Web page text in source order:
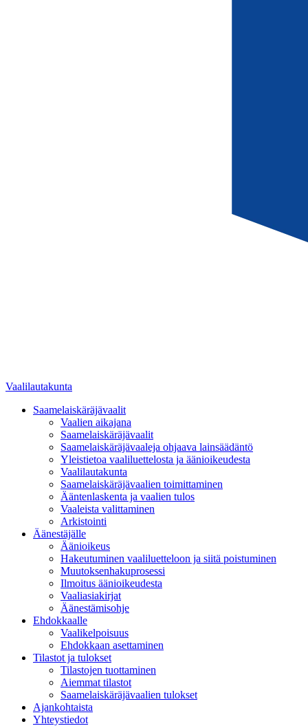
Vaalilautakunta
Saamelaiskäräjävaalit
Vaalien aikajana
Saamelaiskäräjävaalit
Saamelaiskäräjävaaleja ohjaava lainsäädäntö
Yleistietoa vaaliluettelosta ja äänioikeudesta
Vaalilautakunta
Saamelaiskäräjävaalien toimittaminen
Ääntenlaskenta ja vaalien tulos
Vaaleista valittaminen
Arkistointi
Äänestäjälle
Äänioikeus
Hakeutuminen vaaliluetteloon ja siitä poistuminen
Muutoksenhakuprosessi
Ilmoitus äänioikeudesta
Vaaliasiakirjat
Äänestämisohje
Ehdokkaalle
Vaalikelpoisuus
Ehdokkaan asettaminen
Tilastot ja tulokset
Tilastojen tuottaminen
Aiemmat tilastot
Saamelaiskäräjävaalien tulokset
Ajankohtaista
Yhteystiedot